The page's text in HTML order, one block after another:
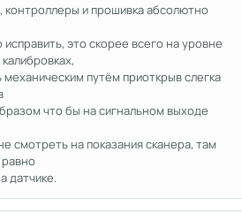
контроллеры и прошивка абсолютно
это скорее всего на уровне
путём приоткрыв слегка
что бы на сигнальном выходе
смотреть на показания сканера, там
датчике.